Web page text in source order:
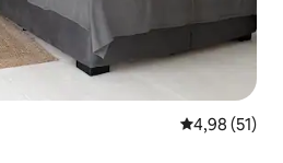
Note
4,98 (51)